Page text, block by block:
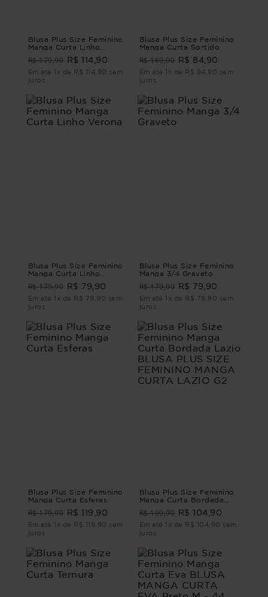
Blusa Plus Size Feminino
Manga Curta Linho
R$ 179,90 R$ 114,90
Em até 1x de R$ 114,90 sem
juros
Blusa Plus Size Feminino
Manga Curta Sortido
R$ 169,90 R$ 84,90
Em até 1x de R$ 84,90 sem
juros
Blusa Plus Size Feminino
Manga Curta Linho
R$ 179,90 R$ 79,90
Em até 1x de R$ 79,90 sem
juros
Blusa Plus Size Feminino
Manga 3/4 Graveto
R$ 179,90 R$ 79,90
Em até 1x de R$ 79,90 sem
juros
Blusa Plus Size Feminino
Manga Curta Esferas
R$ 179,90 R$ 119,90
Em até 1x de R$ 119,90 sem
juros
Blusa Plus Size Feminino
Manga Curta Bordada
FEMININO MANGA CURTA
LAZIO G2
R$ 199,90 R$ 104,90
Em até 1x de R$ 104,90 sem
juros